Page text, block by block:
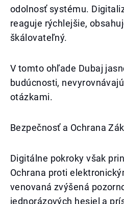
odolnosť systému.
reaguje rýchlejšie,
škálovateľný.
V tomto ohľade Dubaj
budúcnosti,
otázkami.
Bezpečnosť a Ochrana
Digitálne pokroky však
Ochrana proti
venovaná zvýšená
jednorázových hesiel a